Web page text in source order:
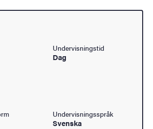
Undervisningstid
Dag
Undervisningsspråk
Svenska